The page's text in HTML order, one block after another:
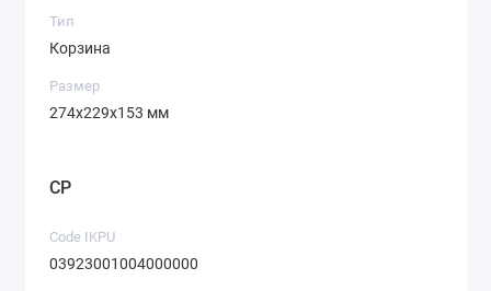
Тип
Корзина
Размер
274х229х153 мм
CP
Code IKPU
03923001004000000